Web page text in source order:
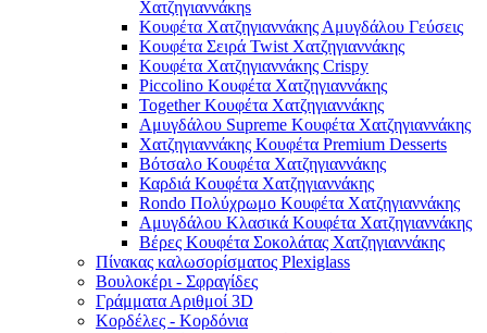
Χατζηγιαννάκηs
Κουφέτα Χατζηγιαννάκης Αμυγδάλου Γεύσεις
Κουφέτα Σειρά Twist Χατζηγιαννάκης
Κουφέτα Χατζηγιαννάκης Crispy
Piccolino Κουφέτα Χατζηγιαννάκης
Together Κουφέτα Χατζηγιαννάκης
Αμυγδάλου Supreme Κουφέτα Χατζηγιαννάκης
Χατζηγιαννάκης Κουφέτα Premium Desserts
Βότσαλο Κουφέτα Χατζηγιαννάκης
Καρδιά Κουφέτα Χατζηγιαννάκης
Rondo Πολύχρωμο Κουφέτα Χατζηγιαννάκης
Αμυγδάλου Κλασικά Κουφέτα Χατζηγιαννάκης
Βέρες Κουφέτα Σοκολάτας Χατζηγιαννάκης
Πίνακας καλωσορίσματος Plexiglass
Βουλοκέρι - Σφραγίδες
Γράμματα Αριθμοί 3D
Κορδέλες - Κορδόνια